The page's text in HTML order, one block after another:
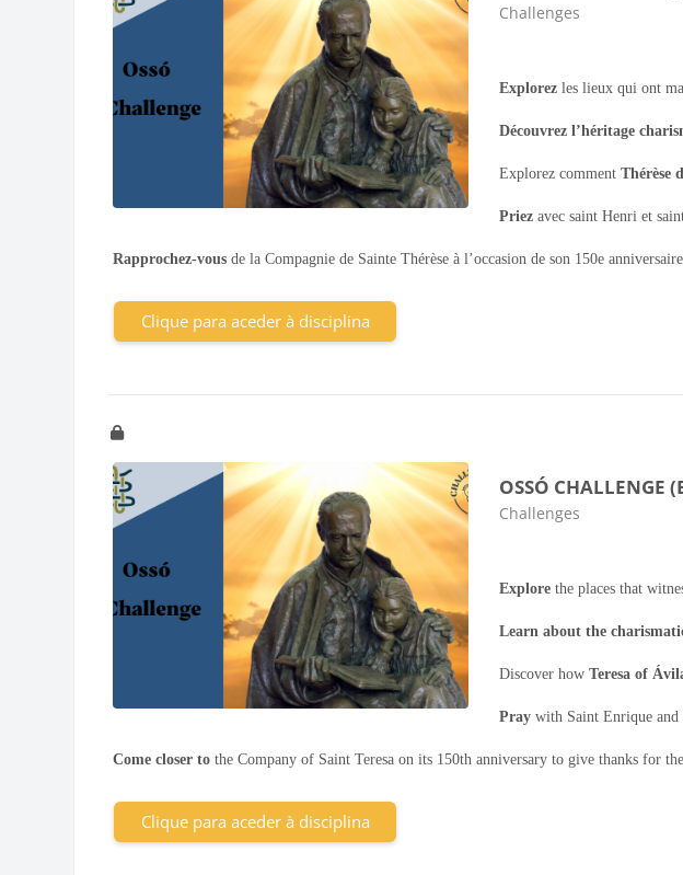
Categoria da disciplina
Challenges
Explorez les lieux qui ont
Découvrez l’héritage
Explorez commentThérèse
Priez avec saint Henri et
Rapprochez-vousde la Compagnie de Sainte Thérèse à l’occasion de son 150e
Clique para aceder à disciplina
OSSÓ CHALLENGE
Categoria da disciplina
Challenges
Explore the places that
Learn about the
Discover howTeresa of
Pray with Saint Enrique
Come closer to the Company of Saint Teresa on its 150th anniversary to give thanks for
Clique para aceder à disciplina